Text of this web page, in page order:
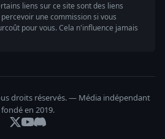
liens sur ce site sont des liens
une commission si vous
pour vous. Cela n'influence jamais
droits réservés. — Média indépendant
fondé en 2019.